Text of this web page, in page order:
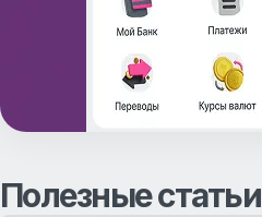
Полезные статьи